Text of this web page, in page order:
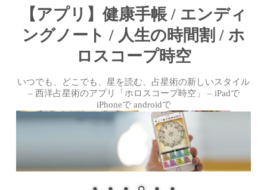
【アプリ】健康手帳 / エンディ
ングノート / 人生の時間割 / ホ
ロスコープ時空
いつでも、どこでも、星を読む、占星術の新しいスタイル
– 西洋占星術のアプリ「ホロスコープ時空」 – iPadで
iPhoneで androidで